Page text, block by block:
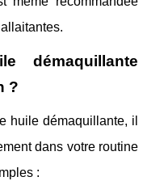
démaquillante
?
huile démaquillante, il
dans votre routine
: